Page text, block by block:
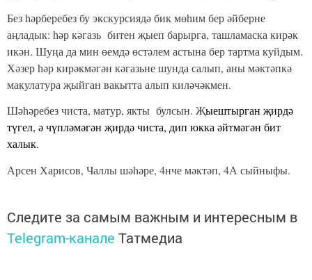
Без һәрберебез бу экскурсиядә бик мөһим бер әйберне
аңладык: һәр кәгазь битен җыеп барырга, ташламаска кирәк
икән. Шуңа да мин өемдә өстәлем астына бер тартма куйдым.
Хәзер һәр кирәкмәгән кәгазьне шунда салып, аны мәктәпкә
макулатура җыйган вакытта алып киләчәкмен.
Шәһәребез чиста, матур, якты булсын. Җыештырган җирдә
түгел, ә чүпләмәгән җирдә чиста, дип юкка әйтмәгән бит
халык.
Арсен Харисов, Чаллы шәһәре, 4нче мәктәп, 4А сыйныфы.
Следите за самым важным и интересным в
Telegram-канале Татмедиа